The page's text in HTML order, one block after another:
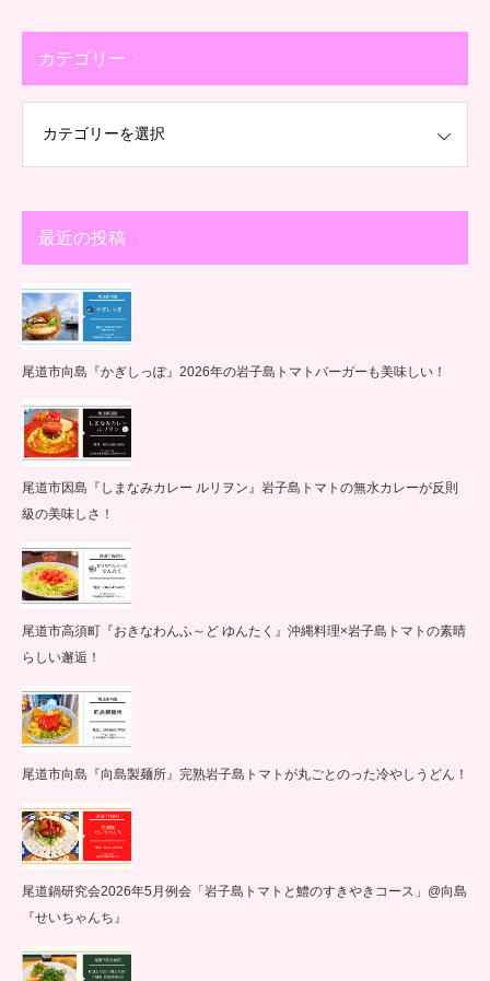
カテゴリー
最近の投稿
尾道市向島『かぎしっぽ』2026年の岩子島トマトバーガーも美味しい！
尾道市因島『しまなみカレー ルリヲン』岩子島トマトの無水カレーが反則
級の美味しさ！
尾道市高須町『おきなわんふ～ど ゆんたく』沖縄料理×岩子島トマトの素晴
らしい邂逅！
尾道市向島『向島製麺所』完熟岩子島トマトが丸ごとのった冷やしうどん！
尾道鍋研究会2026年5月例会「岩子島トマトと鱧のすきやきコース」@向島
『せいちゃんち』